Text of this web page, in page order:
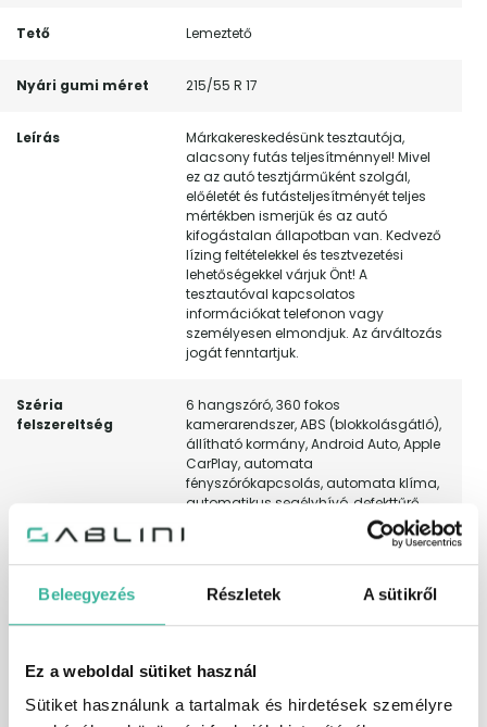
Beleegyezés Részletek A sütikről
Ez a weboldal sütiket használ
Sütiket használunk a tartalmak és hirdetések személyre
Tető Lemeztető
Nyári gumi méret 215/55 R 17
Leírás
Márkakereskedésünk tesztautója,
alacsony futás teljesítménnyel! Mivel
ez az autó tesztjárműként szolgál,
előéletét és futásteljesítményét teljes
mértékben ismerjük és az autó
kifogástalan állapotban van. Kedvező
lízing feltételekkel és tesztvezetési
lehetőségekkel várjuk Önt! A
tesztautóval kapcsolatos
információkat telefonon vagy
személyesen elmondjuk. Az árváltozás
jogát fenntartjuk.
Széria
felszereltség
6 hangszóró, 360 fokos
kamerarendszer, ABS (blokkolásgátló),
állítható kormány, Android Auto, Apple
CarPlay, automata
fényszórókapcsolás, automata klíma,
automatikus segélyhívó, defekttűrő
abroncsok, elektromos ablak elöl,
elektromos ablak hátul, elektromos
tükör, elektromos ülésállítás
külső tükrök, elektronikus rögzítőfék,
fűthető első ülés, fűthető tükör,
guminyomás-ellenőrző rendszer,